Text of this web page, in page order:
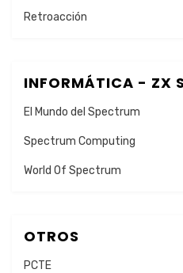
Retroacción
INFORMÁTICA - ZX
El Mundo del Spectrum
Spectrum Computing
World Of Spectrum
OTROS
PCTE